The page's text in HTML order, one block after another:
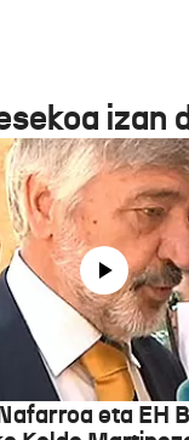
izan
eta EH